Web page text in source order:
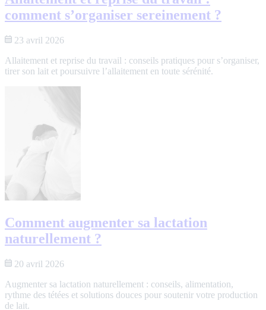
comment s’organiser sereinement ?
23 avril 2026
Allaitement et reprise du travail : conseils pratiques pour s’organiser,
tirer son lait et poursuivre l’allaitement en toute sérénité.
Comment augmenter sa lactation
naturellement ?
20 avril 2026
Augmenter sa lactation naturellement : conseils, alimentation,
rythme des tétées et solutions douces pour soutenir votre production
de lait.